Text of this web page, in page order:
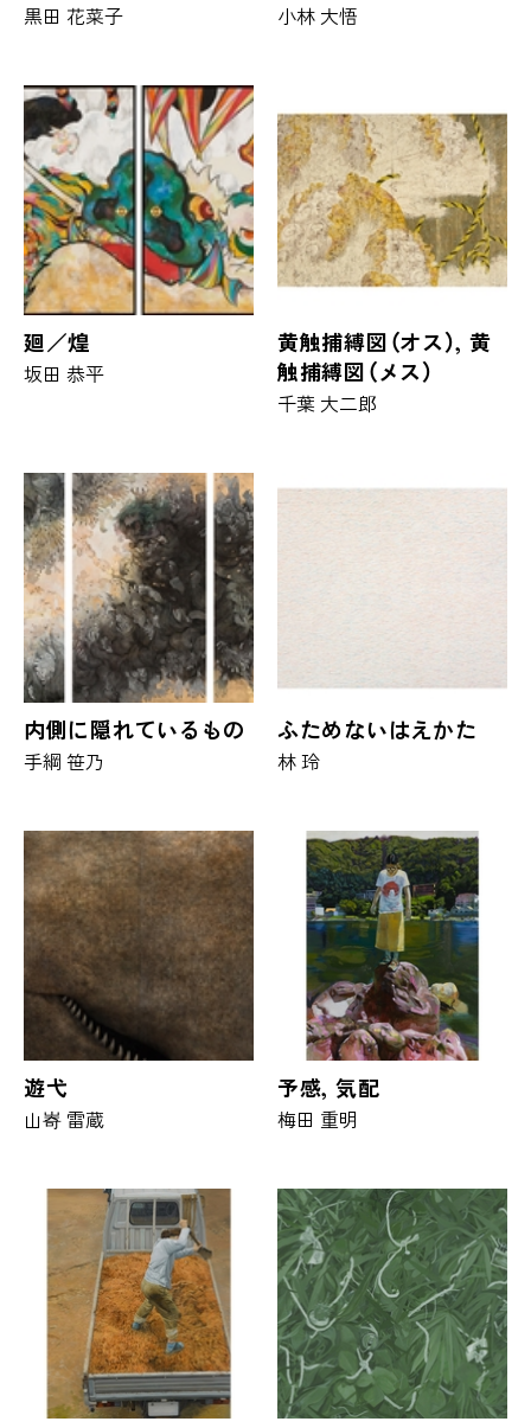
黒田 花菜子 小林 大悟
廻／煌
坂田 恭平
黄触捕縛図（オス）, 黄
触捕縛図（メス）
千葉 大二郎
内側に隠れているもの
手綱 笹乃
ふためないはえかた
林 玲
遊弋
山㟢 雷蔵
予感, 気配
梅田 重明